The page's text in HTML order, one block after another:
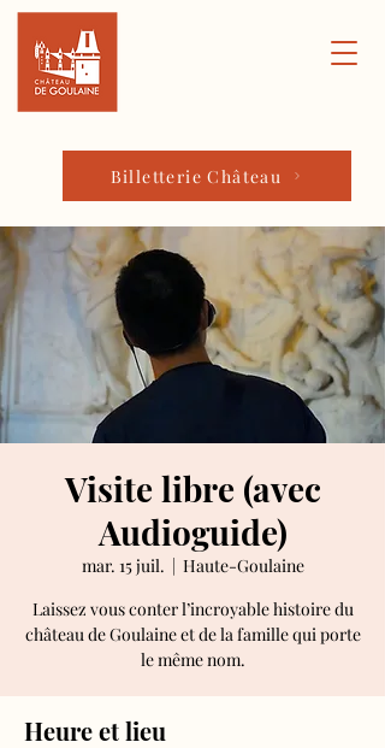
Billetterie Château
Visite libre (avec
Audioguide)
mar. 15 juil.
  |
Haute-Goulaine
Laissez vous conter l’incroyable histoire du
château de Goulaine et de la famille qui porte
le même nom.
Heure et lieu